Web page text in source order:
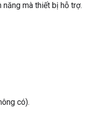
mà thiết bị hỗ trợ.
có).